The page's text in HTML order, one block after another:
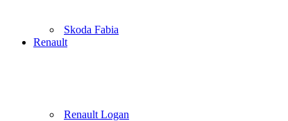
Skoda Fabia
Renault
Renault Logan